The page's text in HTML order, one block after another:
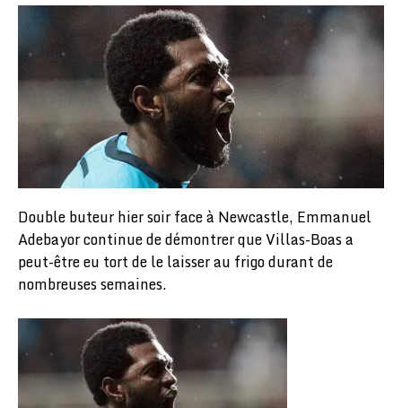
Double buteur hier soir face à Newcastle, Emmanuel
Adebayor continue de démontrer que Villas-Boas a
peut-être eu tort de le laisser au frigo durant de
nombreuses semaines.